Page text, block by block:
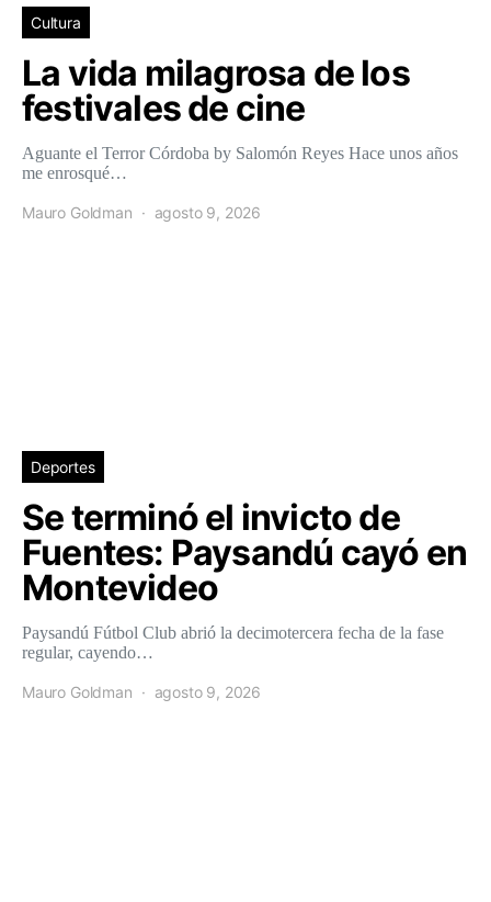
Cultura
La vida milagrosa de los
festivales de cine
Aguante el Terror Córdoba by Salomón Reyes Hace unos años
me enrosqué…
Mauro Goldman agosto 9, 2026
Deportes
Se terminó el invicto de
Fuentes: Paysandú cayó en
Montevideo
Paysandú Fútbol Club abrió la decimotercera fecha de la fase
regular, cayendo…
Mauro Goldman agosto 9, 2026